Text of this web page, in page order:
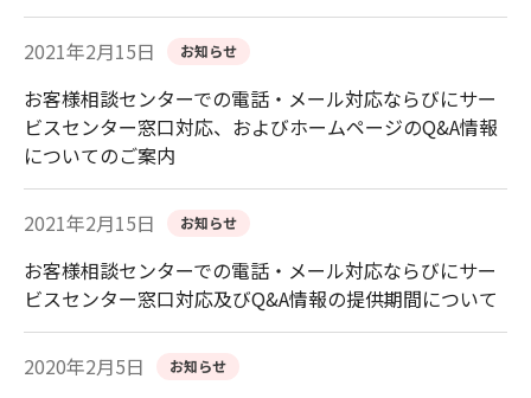
2021年2月15日 お知らせ
お客様相談センターでの電話・メール対応ならびにサー
ビスセンター窓口対応、およびホームページのQ&A情報
についてのご案内
2021年2月15日 お知らせ
お客様相談センターでの電話・メール対応ならびにサー
ビスセンター窓口対応及びQ&A情報の提供期間について
2020年2月5日 お知らせ